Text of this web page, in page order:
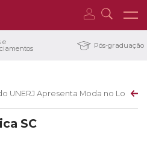
e Pós-graduação
UNERJ Apresenta Moda no London
SC